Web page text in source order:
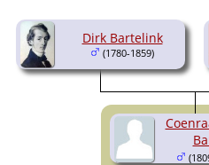
Dirk Bartelink
(1780-1859)